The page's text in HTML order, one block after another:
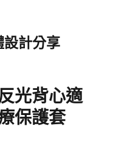
計分享
光背心適
保護套